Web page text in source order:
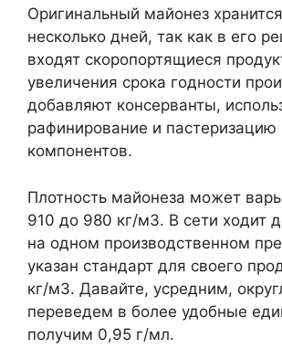
Оригинальный майонез
несколько дней, так как в его
входят скоропортящиеся
увеличения срока годности
добавляют консерванты,
рафинирование и пастеризацию
компонентов.
Плотность майонеза может
910 до 980 кг/м3. В сети ходит
на одном производственном
указан стандарт для своего
кг/м3. Давайте, усредним,
переведем в более удобные
получим 0,95 г/мл.